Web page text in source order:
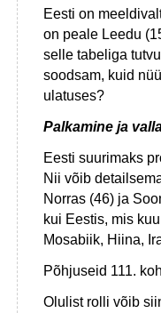
Eesti on
on peale Leedu
selle tabeliga
soodsam, kuid
ulatuses?
Palkamine ja
Eesti suurimaks
Nii võib
Norras (46) ja
kui Eestis, mis
Mosabiik, Hiina,
Põhjuseid 111.
Olulist rolli võib